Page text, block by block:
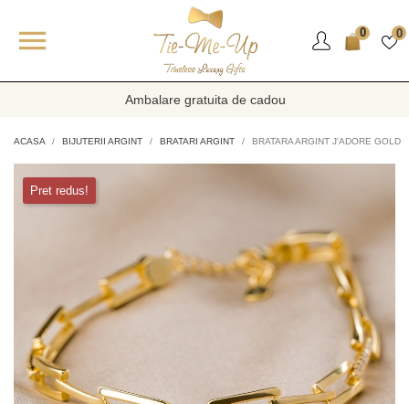
 0 0
Ambalare gratuita de cadou
ACASA BIJUTERII ARGINT BRATARI ARGINT BRATARA ARGINT J'ADORE GOLD
Pret redus!